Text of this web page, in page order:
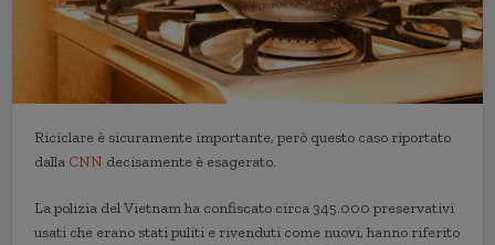
Riciclare è sicuramente importante, però questo caso riportato
dalla CNN decisamente è esagerato.
La polizia del Vietnam ha confiscato circa 345.000 preservativi
usati che erano stati puliti e rivenduti come nuovi, hanno riferito